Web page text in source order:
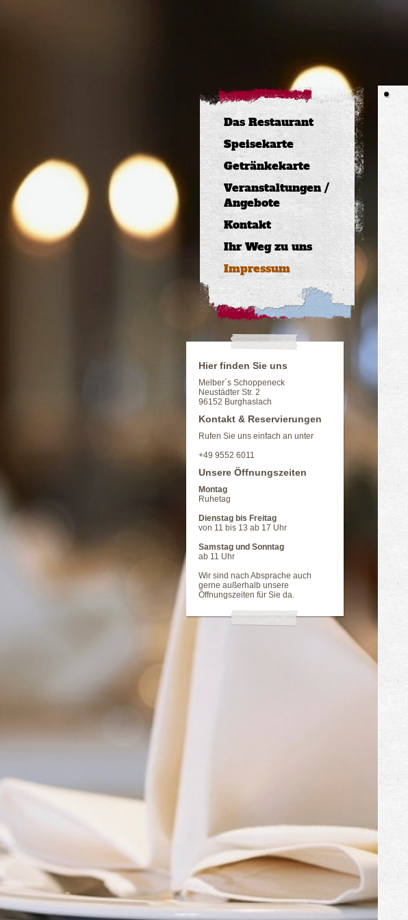
Das Restaurant
Speisekarte
Getränkekarte
Veranstaltungen /
Angebote
Kontakt
Ihr Weg zu uns
Impressum
Hier finden Sie uns
Melber´s Schoppeneck
Neustädter Str. 2
96152 Burghaslach
Kontakt & Reservierungen
Rufen Sie uns einfach an unter
+49 9552 6011
Unsere Öffnungszeiten
Montag
Ruhetag
Dienstag bis Freitag
von 11 bis 13 ab 17 Uhr
Samstag und Sonntag
ab 11 Uhr
Wir sind nach Absprache auch
gerne außerhalb unsere
Öffnungszeiten für Sie da.